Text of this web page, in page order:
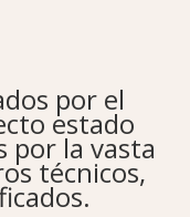
por el
estado
por la vasta
técnicos,